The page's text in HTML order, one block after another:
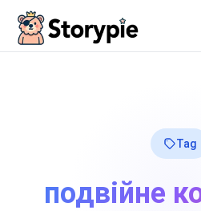
Tag
подвійне